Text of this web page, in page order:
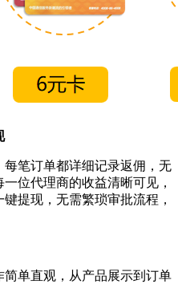
笔订单都详细记录返佣，无
位代理商的收益清晰可见，
提现，无需繁琐审批流程，
单直观，从产品展示到订单